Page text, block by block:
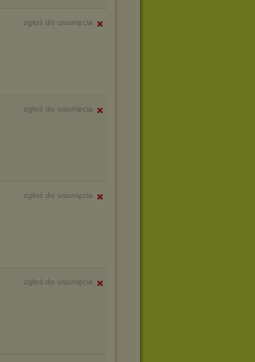
zgłoś do usunięcia
zgłoś do usunięcia
zgłoś do usunięcia
zgłoś do usunięcia